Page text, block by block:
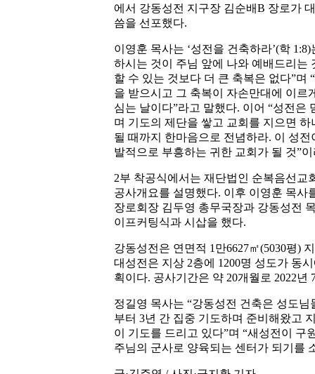
에서 강동성전 지구장 김순배B 장로가
씀을 선포했다.
이영훈 목사는 ‘성전을 건축하라’(학
하시는 것이 주님 앞에 나와 예배드리는
할 수 있는 것보다 더 큰 축복은 없다”며
을 받으시고 그 축복이 자손만대에 이르
심는 날이다”라고 말했다. 이어 “성전은
며 기도의 제단을 쌓고 교회를 지으면
될 때까지 한마음으로 전념하라. 이 성
발적으로 부흥하는 귀한 교회가 될 것”
2부 착공식에서는 재단법인 순복음선교
공사개요를 설명했다. 이후 이영훈 목사
장로회장 김두영 총무국장과 강동성전
이프커팅식과 시삽을 했다.
강동성전은 연면적 1만6627㎡(5030평)
대성전은 지상 2층에 1200명 성도가 동
획이다. 공사기간은 약 20개월로 2022년
정길영 목사는 “강동성전 건축은 성도
부터 3년 간 집중 기도하며 준비해왔고
이 기도를 드리고 있다”며 “새성전이 구
주님의 군사로 양육되는 센터가 되기를